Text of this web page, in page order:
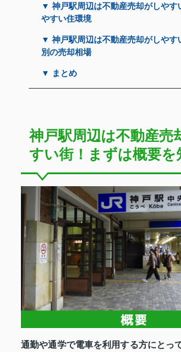
▼ 神戸駅周辺は不動産売却がしやす
やすい住環境
▼ 神戸駅周辺は不動産売却がしやす
別の売却相場
▼ まとめ
神戸駅周辺は不動産売
すい街！まずは概要を
通勤や通学で電車を利用する方にとっ